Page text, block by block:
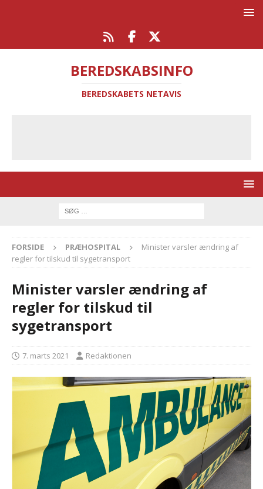
BEREDSKABSINFO
BEREDSKABETS NETAVIS
FORSIDE PRÆHOSPITAL
Minister varsler ændring af
regler for tilskud til sygetransport
Minister varsler ændring af
regler for tilskud til
sygetransport
7. marts 2021 Redaktionen